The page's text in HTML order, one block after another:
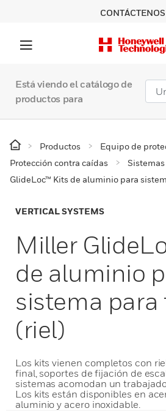
CONTÁCTENOS
Está viendo el catálogo de
productos para
Productos
Equipo de
Protección contra caídas
GlideLoc™ Kits de aluminio para
VERTICAL SYSTEMS
Miller
de aluminio
sistema para
(riel)
Los kits vienen completos con
final, soportes de fijación de
sistemas acomodan un
Los kits están disponibles en
aluminio y acero inoxidable.